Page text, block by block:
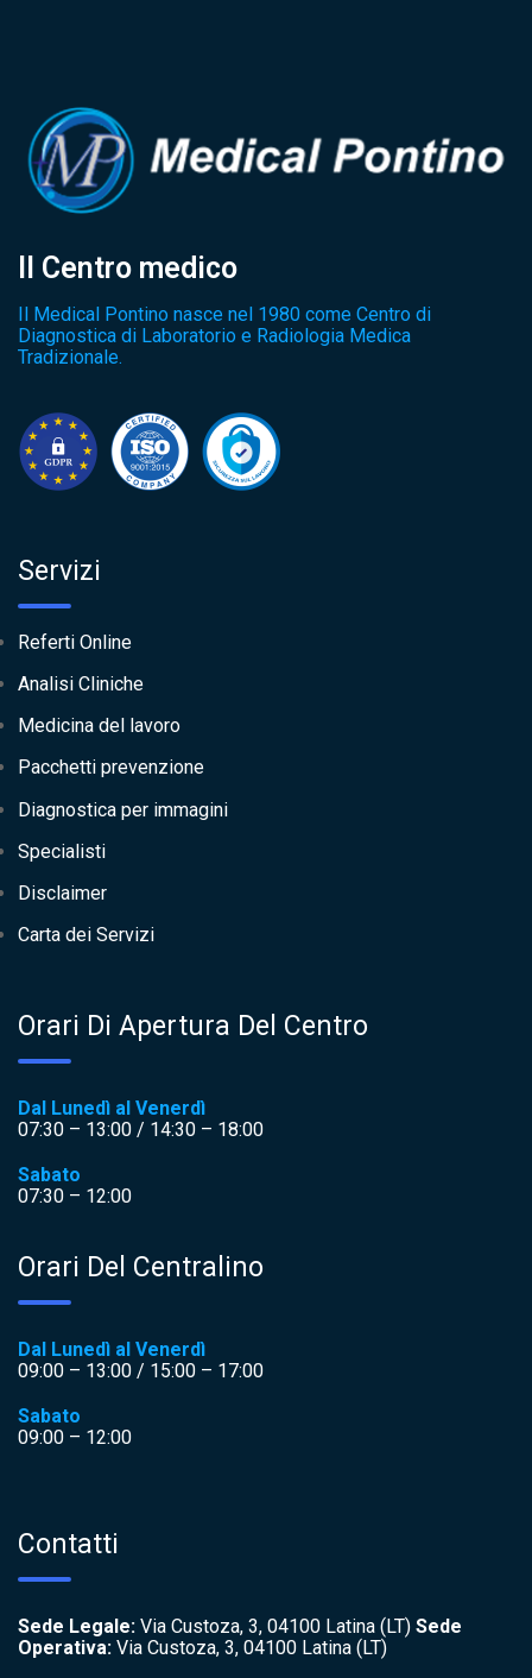
Il Centro medico
Il Medical Pontino nasce nel 1980 come Centro di
Diagnostica di Laboratorio e Radiologia Medica
Tradizionale.
Servizi
Referti Online
Analisi Cliniche
Medicina del lavoro
Pacchetti prevenzione
Diagnostica per immagini
Specialisti
Disclaimer
Carta dei Servizi
Orari Di Apertura Del Centro
Dal Lunedì al Venerdì
07:30 – 13:00 / 14:30 – 18:00
Sabato
07:30 – 12:00
Orari Del Centralino
Dal Lunedì al Venerdì
09:00 – 13:00 / 15:00 – 17:00
Sabato
09:00 – 12:00
Contatti
Sede Legale: Via Custoza, 3, 04100 Latina (LT) Sede
Operativa: Via Custoza, 3, 04100 Latina (LT)